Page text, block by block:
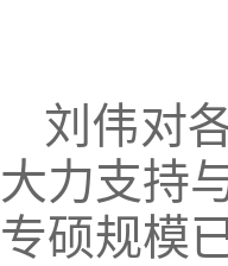
刘伟对
大力支持
专硕规模